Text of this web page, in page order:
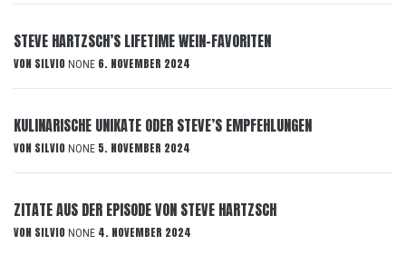
STEVE HARTZSCH’S LIFETIME WEIN-FAVORITEN
VON SILVIO NONE 6. NOVEMBER 2024
KULINARISCHE UNIKATE ODER STEVE’S EMPFEHLUNGEN
VON SILVIO NONE 5. NOVEMBER 2024
ZITATE AUS DER EPISODE VON STEVE HARTZSCH
VON SILVIO NONE 4. NOVEMBER 2024